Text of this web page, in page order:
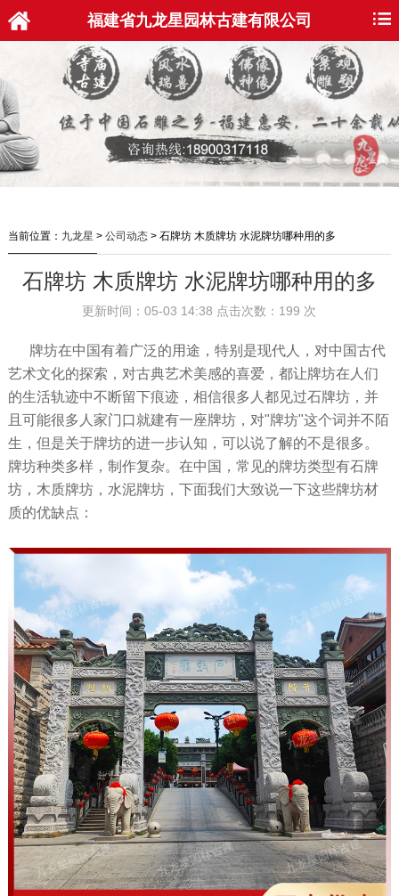
福建省九龙星园林古建有限公司
当前位置： 九龙星 > 公司动态 >石牌坊 木质牌坊 水泥牌坊哪种用的多
石牌坊 木质牌坊 水泥牌坊哪种用的多
更新时间：05-03 14:38 点击次数：199 次
牌坊在中国有着广泛的用途，特别是现代人，对中国古代
艺术文化的探索，对古典艺术美感的喜爱，都让牌坊在人们
的生活轨迹中不断留下痕迹，相信很多人都见过石牌坊，并
且可能很多人家门口就建有一座牌坊，对"牌坊"这个词并不陌
生，但是关于牌坊的进一步认知，可以说了解的不是很多。
牌坊种类多样，制作复杂。在中国，常见的牌坊类型有石牌
坊，木质牌坊，水泥牌坊，下面我们大致说一下这些牌坊材
质的优缺点：